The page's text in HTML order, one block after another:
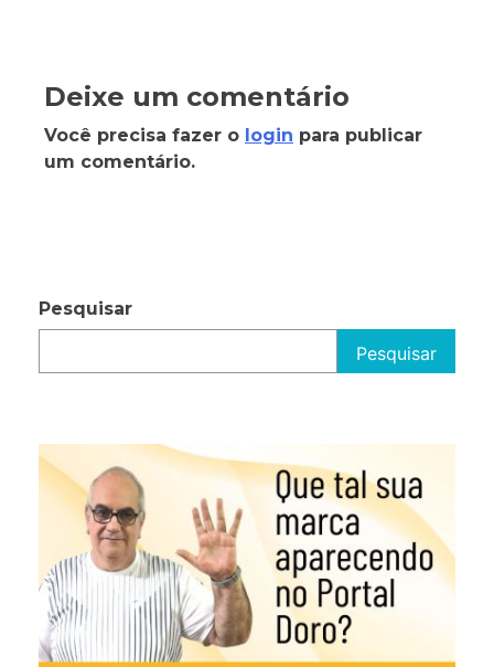
Deixe um comentário
Você precisa fazer o login para publicar
um comentário.
Pesquisar
Pesquisar